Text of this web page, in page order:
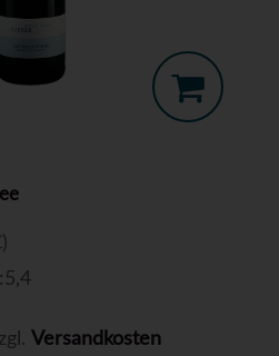
Versandkosten